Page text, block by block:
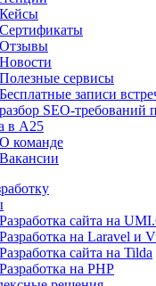
Кейсы
Сертификаты
Отзывы
Новости
Полезные сервисы
Бесплатные записи
разбор SEO-требований
в А25
О команде
Вакансии
Разработка сайта на
Разработка на Laravel и
Разработка сайта на Tilda
Разработка на PHP